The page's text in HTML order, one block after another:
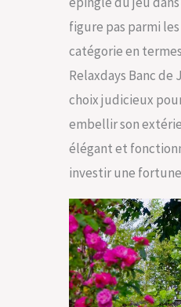
figure pas parmi
catégorie en
Relaxdays Banc de
choix judicieux
embellir son
élégant et
investir une